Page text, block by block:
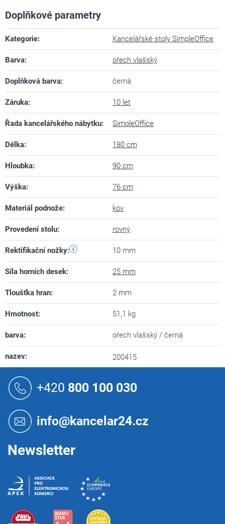
Doplňkové parametry
Kategorie: Kancelářské stoly SimpleOffice
Barva: ořech vlašský
Doplňková barva: černá
Záruka: 10 let
Řada kancelářského nábytku: SimpleOffice
Délka: 180 cm
Hloubka: 90 cm
Výška: 76 cm
Materiál podnože: kov
Provedení stolu: rovný
Rektifikační nožky: 10 mm
Síla horních desek: 25 mm
Tloušťka hran: 2 mm
Hmotnost: 51,1 kg
barva: ořech vlašský / černá
nazev: 200415
+420 800 100 030
info@kancelar24.cz
Newsletter